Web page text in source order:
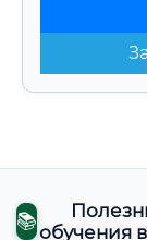
📚обучения